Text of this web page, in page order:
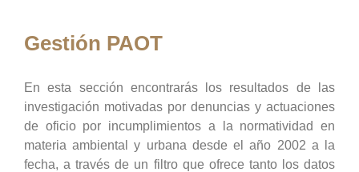
Gestión PAOT
En esta sección encontrarás los resultados de las
investigación motivadas por denuncias y actuaciones
de oficio por incumplimientos a la normatividad en
materia ambiental y urbana desde el año 2002 a la
fecha, a través de un filtro que ofrece tanto los datos